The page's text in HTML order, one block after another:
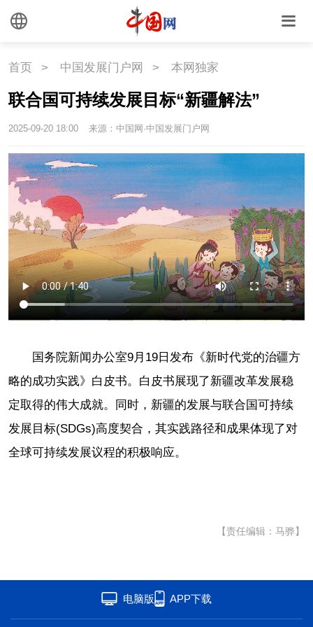
文化
时尚 旅游 铁路
悦读 民藏
中国瓷
国情
国情 助残 一带一路
海洋 草原 湾区
联盟 心理 老年
首页 > 中国发展门户网 > 本网独家
联合国可持续发展目标“新疆解法”
2025-09-20 18:00 来源：中国网·中国发展门户网
国务院新闻办公室9月19日发布《新时代党的治疆方
略的成功实践》白皮书。白皮书展现了新疆改革发展稳
定取得的伟大成就。同时，新疆的发展与联合国可持续
发展目标(SDGs)高度契合，其实践路径和成果体现了对
全球可持续发展议程的积极响应。
【责任编辑：马骅】
电脑版 APP下载